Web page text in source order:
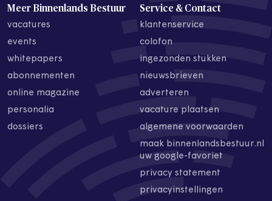
Meer Binnenlands Bestuur
vacatures
events
whitepapers
abonnementen
online magazine
personalia
dossiers
Service & Contact
klantenservice
colofon
ingezonden stukken
nieuwsbrieven
adverteren
vacature plaatsen
algemene voorwaarden
maak binnenlandsbestuur.nl
uw google-favoriet
privacy statement
privacyinstellingen